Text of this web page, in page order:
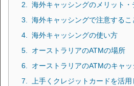
海外キャッシングのメリット・
海外キャッシングで注意するこ
海外キャッシングの使い方
オーストラリアのATMの場所
オーストラリアのATMのキャ
上手くクレジットカードを活用